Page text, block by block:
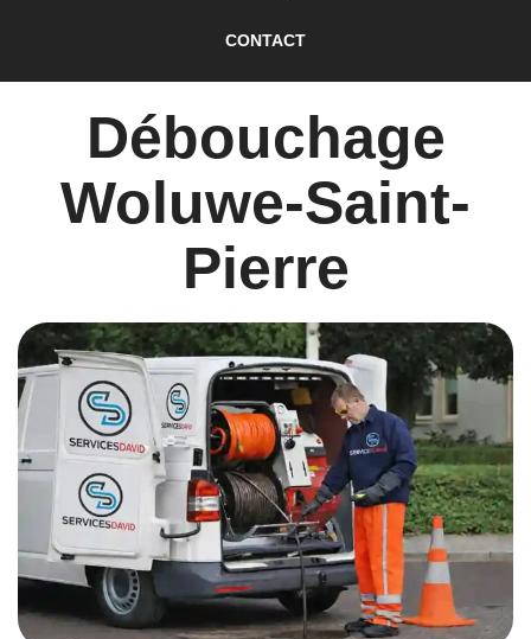
CONTACT
Débouchage
Woluwe-Saint-
Pierre